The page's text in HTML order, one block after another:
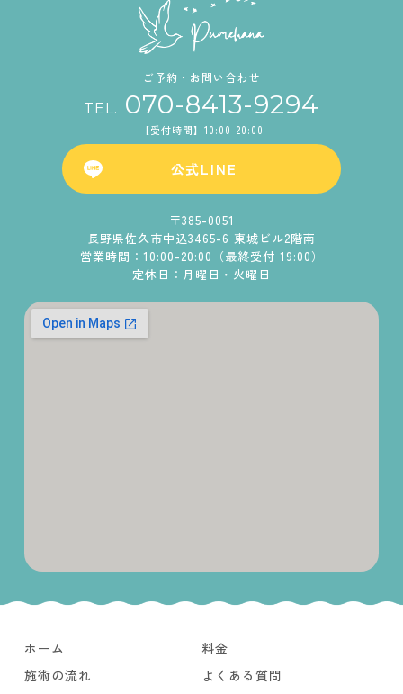
ご予約・お問い合わせ
TEL. 070-8413-9294
【受付時間】10:00-20:00
公式LINE
〒385-0051
長野県佐久市中込3465-6 東城ビル2階南
営業時間：10:00-20:00（最終受付 19:00）
定休日：月曜日・火曜日
ホーム
料金
施術の流れ
よくある質問